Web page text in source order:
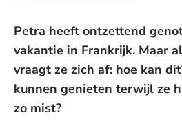
Petra heeft ontzettend
vakantie in Frankrijk. Maar
vraagt ze zich af: hoe kan
kunnen genieten terwijl ze
zo mist?